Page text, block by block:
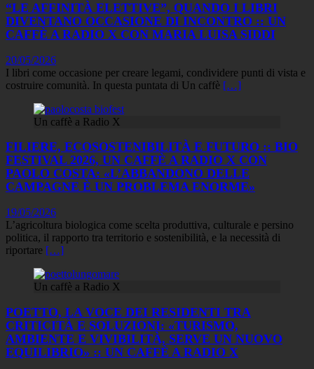
“LE AFFINITÀ ELETTIVE”, QUANDO I LIBRI
DIVENTANO OCCASIONE DI INCONTRO :: UN
CAFFÈ A RADIO X CON MARIA LUISA SIDDI
20/05/2026
I libri come occasione per creare legami, condividere punti di vista e
costruire comunità. In questa puntata di Un caffè […]
Un caffè a Radio X
FILIERE, ECOSOSTENIBILITÀ E FUTURO :: BIO
FESTIVAL 2026, UN CAFFÈ A RADIO X CON
PAOLO COSTA: «L’ABBANDONO DELLE
CAMPAGNE È UN PROBLEMA ENORME»
19/05/2026
L’agricoltura biologica come scelta produttiva, culturale e persino
politica, il rapporto tra territorio e sostenibilità, e la necessità di
riportare […]
Un caffè a Radio X
POETTO, LA VOCE DEI RESIDENTI TRA
CRITICITÀ E SOLUZIONI: «TURISMO,
AMBIENTE E VIVIBILITÀ, SERVE UN NUOVO
EQUILIBRIO» :: UN CAFFÈ A RADIO X